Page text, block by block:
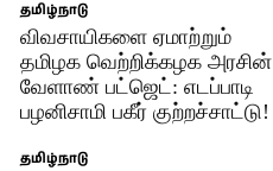
தமிழ்நாடு
விவசாயிகளை ஏமாற்றும்
தமிழக வெற்றிக்கழக அரசின்
வேளாண் பட்ஜெட்: எடப்பாடி
பழனிசாமி பகீர் குற்றச்சாட்டு!
தமிழ்நாடு